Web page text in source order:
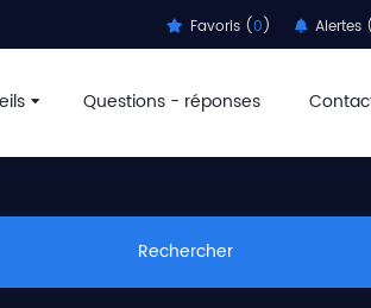
Favoris (0) Alertes
Questions - réponses
speck sports, montaz, amazon, c-
de
trouver des offres de ski pas cher
blizzard, black crows, apo, armada, atomic,
vous démange, l'appel des télésièges,
Rechercher